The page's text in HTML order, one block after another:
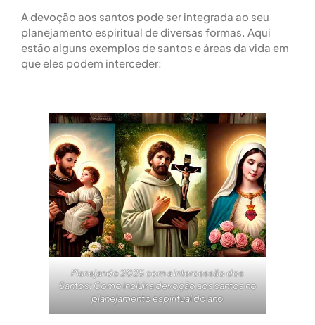
A devoção aos santos pode ser integrada ao seu
planejamento espiritual de diversas formas. Aqui
estão alguns exemplos de santos e áreas da vida em
que eles podem interceder:
Planejando 2025 com a Intercessão dos
Santos: Como incluir a devoção aos santos no
planejamento espiritual do ano